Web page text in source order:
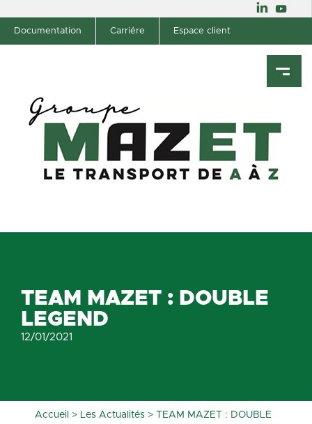
Documentation Carriére Espace client
TEAM MAZET : DOUBLE
LEGEND
12/01/2021
Accueil > Les Actualités >
TEAM MAZET : DOUBLE